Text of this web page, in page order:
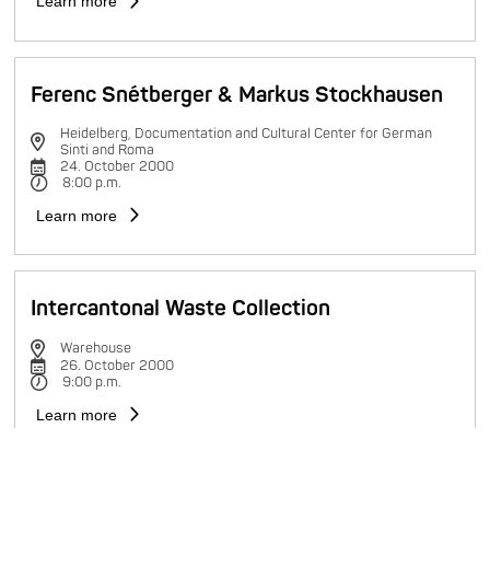
Ferenc Snétberger & Markus Stockhausen
Heidelberg, Documentation and Cultural Center for German
Sinti and Roma
24. October 2000
8:00 p.m.
Learn more
Intercantonal Waste Collection
Warehouse
26. October 2000
9:00 p.m.
Learn more